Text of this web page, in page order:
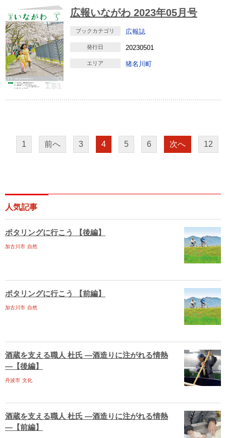
広報いながわ 2023年05月号
ブックカテゴリ 広報誌
発行日 20230501
エリア 猪名川町
1 前へ 3 4 5 6 次へ 12
人気記事
ポタリングに行こう 【後編】
加古川市 自然
ポタリングに行こう 【前編】
加古川市 自然
酒蔵を支える職人 杜氏 ―酒造りに注がれる情熱
―【後編】
丹波市 文化
酒蔵を支える職人 杜氏 ―酒造りに注がれる情熱
―【前編】